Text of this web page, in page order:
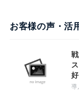
お客様の声・活
導